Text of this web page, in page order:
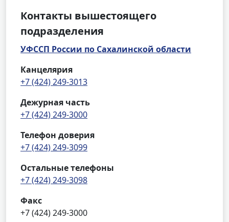
Контакты вышестоящего
подразделения
УФССП России по Сахалинской области
Канцелярия
+7 (424) 249-3013
Дежурная часть
+7 (424) 249-3000
Телефон доверия
+7 (424) 249-3099
Остальные телефоны
+7 (424) 249-3098
Факс
+7 (424) 249-3000